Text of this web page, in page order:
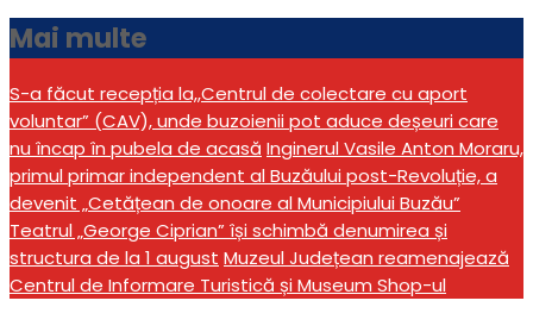
Mai multe
S-a făcut recepția la,,Centrul de colectare cu aport
voluntar” (CAV), unde buzoienii pot aduce deșeuri care
nu încap în pubela de acasă Inginerul Vasile Anton Moraru,
primul primar independent al Buzăului post-Revoluție, a
devenit „Cetățean de onoare al Municipiului Buzău”
Teatrul „George Ciprian” își schimbă denumirea și
structura de la 1 august Muzeul Județean reamenajează
Centrul de Informare Turistică și Museum Shop-ul